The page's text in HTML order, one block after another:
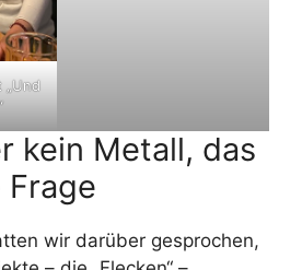
„Und
kein Metall, das
wir darüber gesprochen,